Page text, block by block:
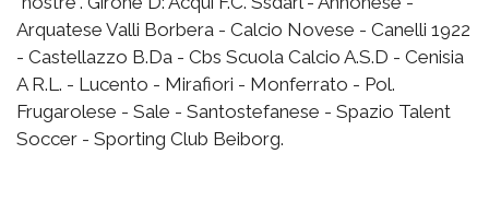
Arquatese Valli Borbera - Calcio Novese - Canelli 1922
- Castellazzo B.Da - Cbs Scuola Calcio A.S.D - Cenisia
A R.L. - Lucento - Mirafiori - Monferrato - Pol.
Frugarolese - Sale - Santostefanese - Spazio Talent
Soccer - Sporting Club Beiborg.